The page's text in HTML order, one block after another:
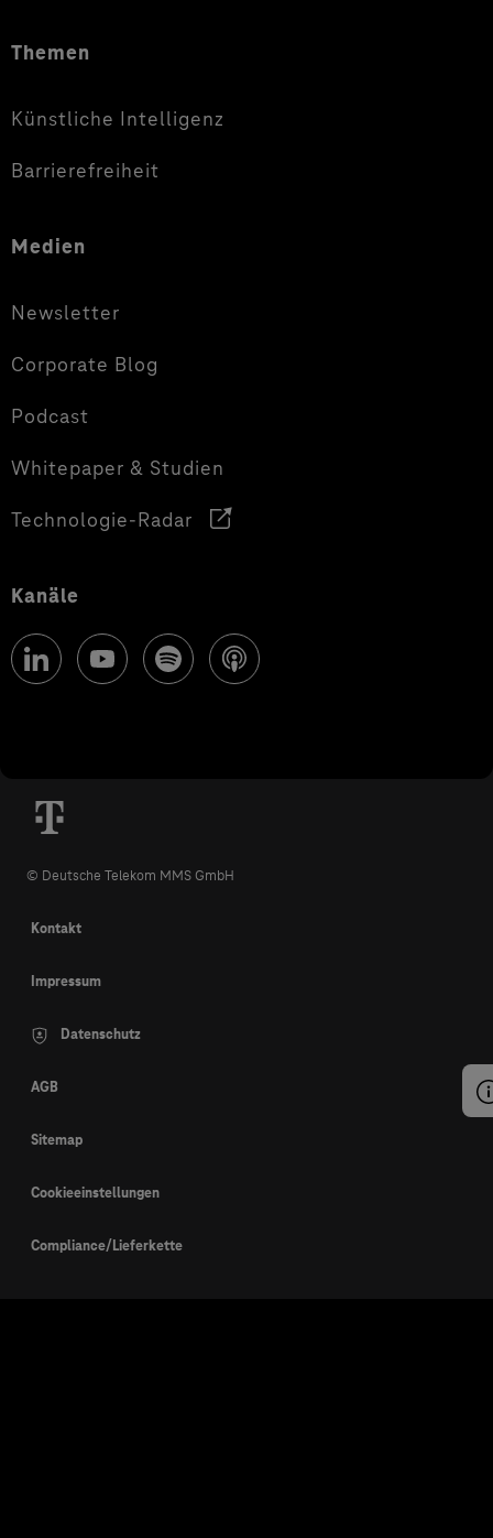
Themen
Künstliche Intelligenz
Barrierefreiheit
Medien
Newsletter
Corporate Blog
Podcast
Whitepaper & Studien
Technologie-Radar
Kanäle
© Deutsche Telekom MMS GmbH
Kontakt
Impressum
Datenschutz
AGB
Sitemap
Cookieeinstellungen
Compliance/Lieferkette